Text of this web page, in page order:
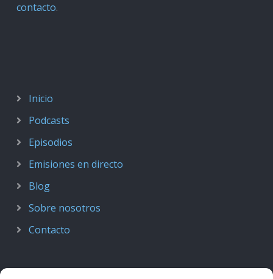
contacto.
Inicio
Podcasts
Episodios
Emisiones en directo
Blog
Sobre nosotros
Contacto